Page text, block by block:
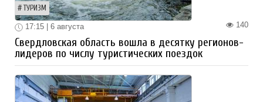
ТУРИЗМ
140
17:15 | 6 августа
Свердловская область вошла в десятку регионов-
лидеров по числу туристических поездок